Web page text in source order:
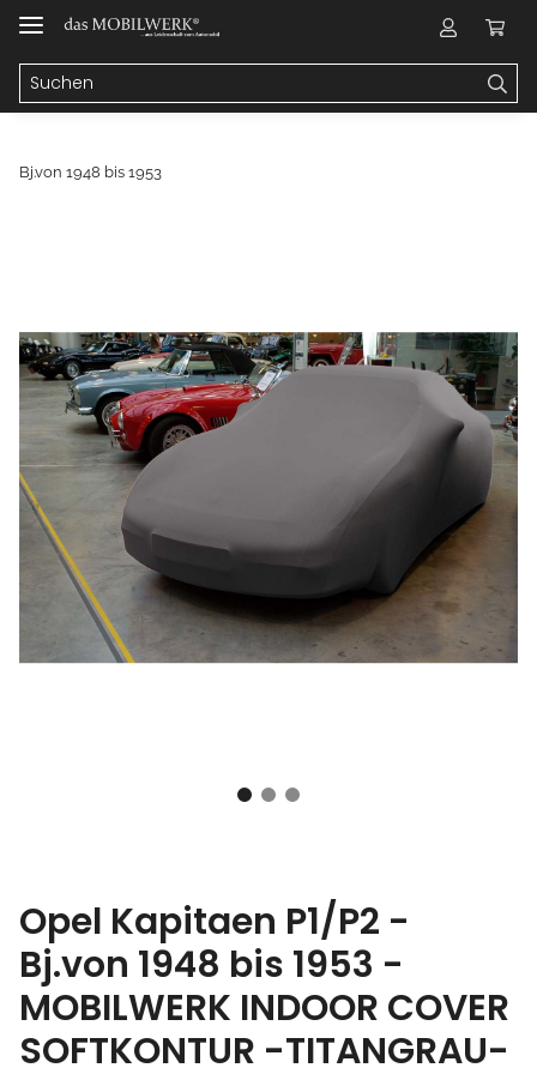
Bj.von 1948 bis 1953
Opel Kapitaen P1/P2 -
Bj.von 1948 bis 1953 -
MOBILWERK INDOOR COVER
SOFTKONTUR -TITANGRAU-